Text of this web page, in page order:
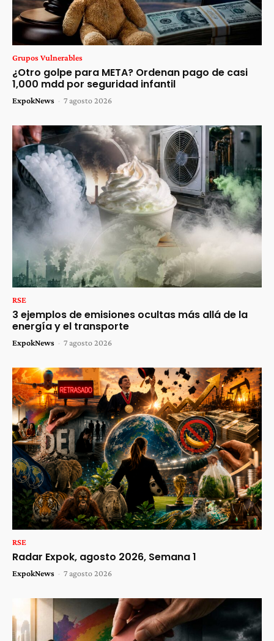
Grupos Vulnerables
¿Otro golpe para META? Ordenan pago de casi
1,000 mdd por seguridad infantil
ExpokNews - 7 agosto 2026
RSE
3 ejemplos de emisiones ocultas más allá de la
energía y el transporte
ExpokNews - 7 agosto 2026
RSE
Radar Expok, agosto 2026, Semana 1
ExpokNews - 7 agosto 2026